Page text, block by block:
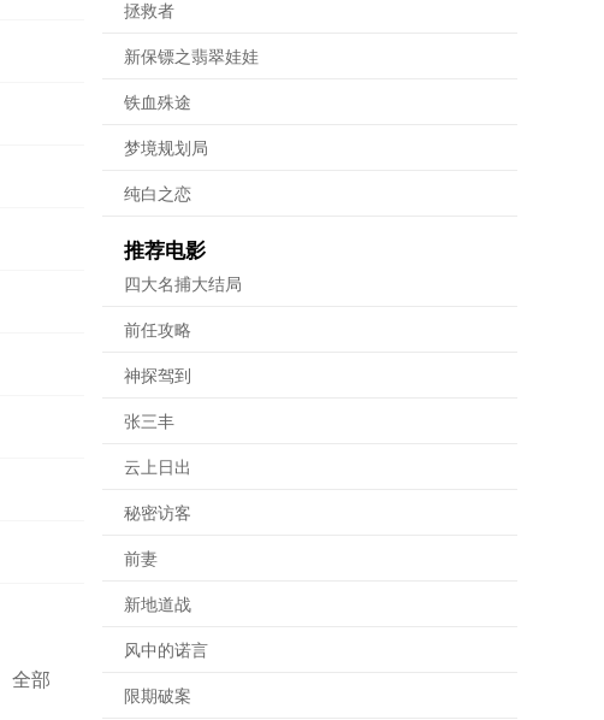
全部
拯救者
新保镖之翡翠娃娃
铁血殊途
梦境规划局
纯白之恋
推荐电影
四大名捕大结局
前任攻略
神探驾到
张三丰
云上日出
秘密访客
前妻
新地道战
风中的诺言
限期破案